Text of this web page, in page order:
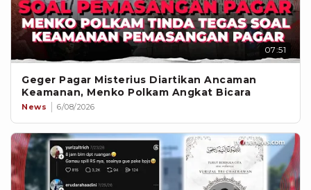
07:51
Geger Pagar Misterius Diartikan Ancaman
Keamanan, Menko Polkam Angkat Bicara
News 6/08/2026